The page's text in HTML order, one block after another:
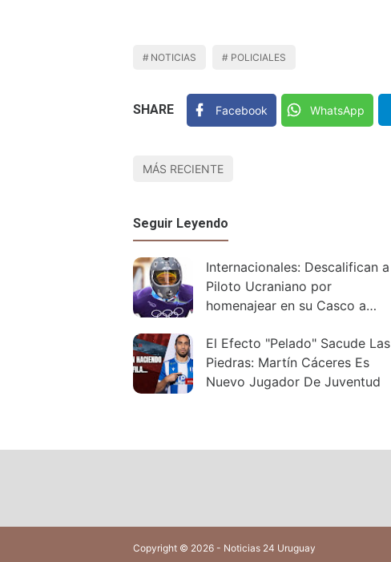
NOTICIAS POLICIALES
SHARE Facebook WhatsApp
MÁS RECIENTE
Seguir Leyendo
Internacionales: Descalifican a
Piloto Ucraniano por
homenajear en su Casco a
El Efecto "Pelado" Sacude Las
Piedras: Martín Cáceres Es
Nuevo Jugador De Juventud
Copyright © 2026 - Noticias 24 Uruguay